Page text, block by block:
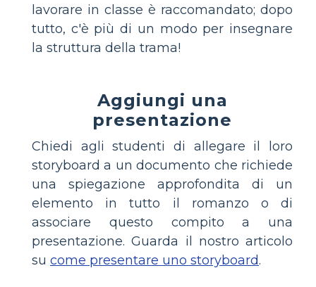
lavorare in classe è raccomandato; dopo
tutto, c'è più di un modo per insegnare
la struttura della trama!
Aggiungi una
presentazione
Chiedi agli studenti di allegare il loro
storyboard a un documento che richiede
una spiegazione approfondita di un
elemento in tutto il romanzo o di
associare questo compito a una
presentazione. Guarda il nostro articolo
su come presentare uno storyboard.